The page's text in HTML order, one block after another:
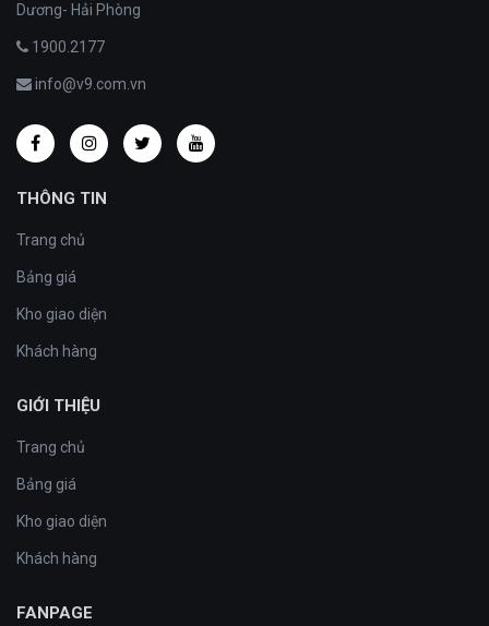
Dương- Hải Phòng
1900.2177
info@v9.com.vn
THÔNG TIN
Trang chủ
Bảng giá
Kho giao diện
Khách hàng
GIỚI THIỆU
Trang chủ
Bảng giá
Kho giao diện
Khách hàng
FANPAGE